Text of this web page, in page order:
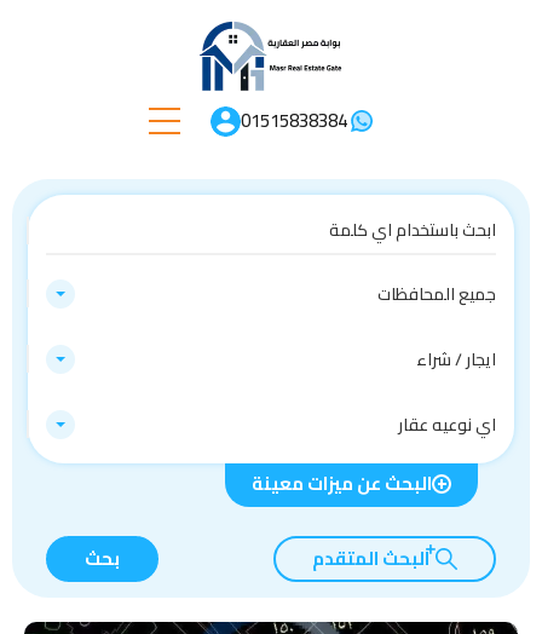
01515838384
جميع المحافظات
ايجار / شراء
اي نوعيه عقار
البحث عن ميزات معينة
البحث المتقدم بحث